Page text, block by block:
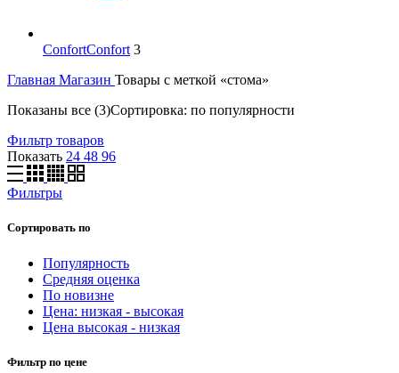
ConfortConfort 3
Главная Магазин Товары с меткой «стома»
Показаны все (3)Сортировка: по популярности
Фильтр товаров
Показать 24 48 96
Фильтры
Сортировать по
Популярность
Средняя оценка
По новизне
Цена: низкая - высокая
Цена высокая - низкая
Фильтр по цене